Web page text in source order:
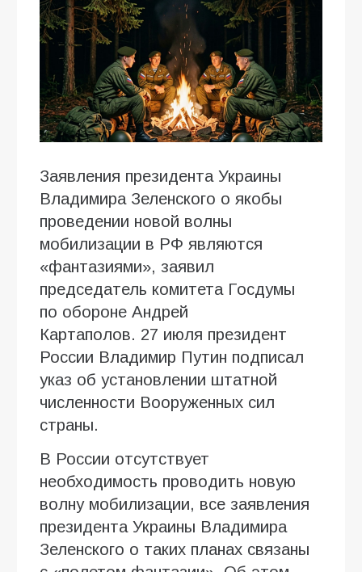
Заявления президента Украины
Владимира Зеленского о якобы
проведении новой волны
мобилизации в РФ являются
«фантазиями», заявил
председатель комитета Госдумы
по обороне Андрей
Картаполов. 27 июля президент
России Владимир Путин подписал
указ об установлении штатной
численности Вооруженных сил
страны.
В России отсутствует
необходимость проводить новую
волну мобилизации, все заявления
президента Украины Владимира
Зеленского о таких планах связаны